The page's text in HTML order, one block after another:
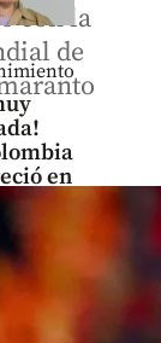
en
con la
de